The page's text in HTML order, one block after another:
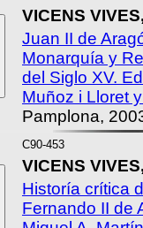
VICENS
Juan II de
Monarquía y
del Siglo XV.
Muñoz i Lloret
Pamplona,
C90-453
VICENS
Historía crítica
Fernando II de